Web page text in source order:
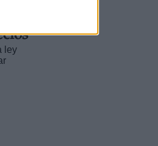
ley